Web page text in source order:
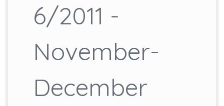
6/2011 -
November-
December